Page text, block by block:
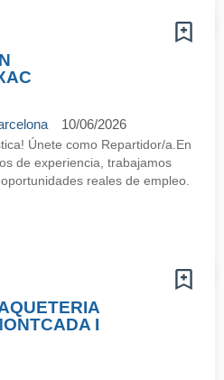
10/06/2026
Únete como Repartidor/a.En
de experiencia, trabajamos
reales de empleo.
I